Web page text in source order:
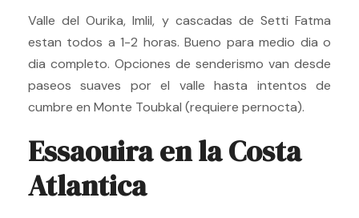
Valle del Ourika, Imlil, y cascadas de Setti Fatma
estan todos a 1-2 horas. Bueno para medio dia o
dia completo. Opciones de senderismo van desde
paseos suaves por el valle hasta intentos de
cumbre en Monte Toubkal (requiere pernocta).
Essaouira en la Costa
Atlantica